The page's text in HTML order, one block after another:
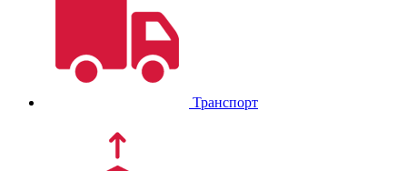
Транспорт